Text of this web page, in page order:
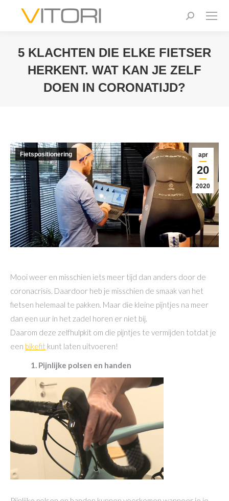
Zoeken:
5 KLACHTEN DIE ELKE FIETSER
HERKENT. WAT KAN JE ZELF
DOEN IN CORONATIJD?
apr
20
2020
Fietspositionering
Mooi weer en misschien iets meer tijd dan anders door de
coronacrisis. Daardoor heb je misschien de smaak van het
fietsen helemaal te pakken. Maar die kleine pijntjes na meer
dan een uur in het zadel horen er niet bij.
Daarom deze zelfhulpkit om die pijntjes te vermijden totdat je
een bikefit kunt laten uitvoeren!
1. Pijnlijke polsen en handen